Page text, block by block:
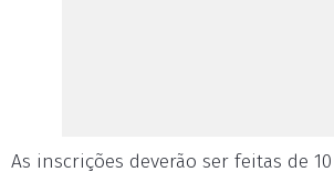
As inscrições deverão ser feitas de